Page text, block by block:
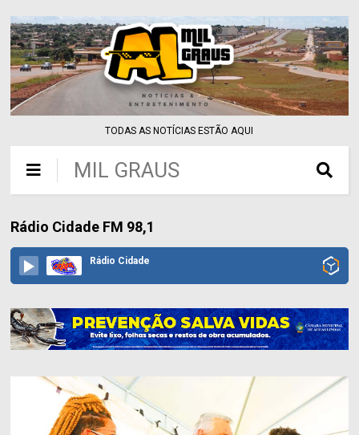
TODAS AS NOTÍCIAS ESTÃO AQUI
MIL GRAUS
Rádio Cidade FM 98,1
Rádio Cidade